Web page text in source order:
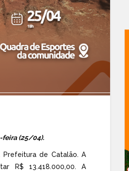
feira (25/04).
de Catalão. A
R$ 13.418.000,00. A